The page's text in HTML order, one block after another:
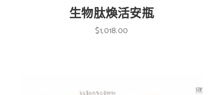
生物肽煥活安瓶
$1,018.00